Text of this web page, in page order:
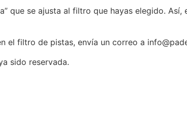
que se ajusta al filtro que hayas elegido.
el filtro de pistas, envía un correo a
sido reservada.